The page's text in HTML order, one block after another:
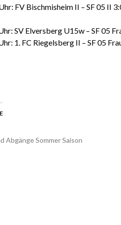
FV Bischmisheim II – SF 05 II
SV Elversberg U15w – SF 05
1. FC Riegelsberg II – SF 05
Abgänge Sommer Saison